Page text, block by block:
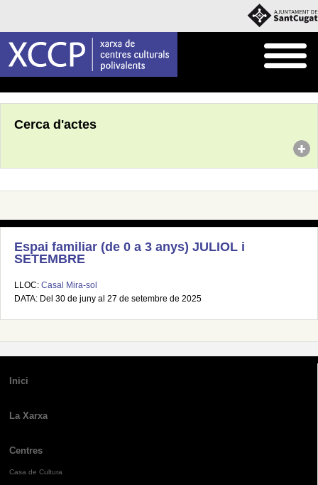
Cerca d'actes
Espai familiar (de 0 a 3 anys) JULIOL i
SETEMBRE
LLOC: Casal Mira-sol
DATA: Del 30 de juny al 27 de setembre de 2025
Inici
La Xarxa
Centres
Casa de Cultura